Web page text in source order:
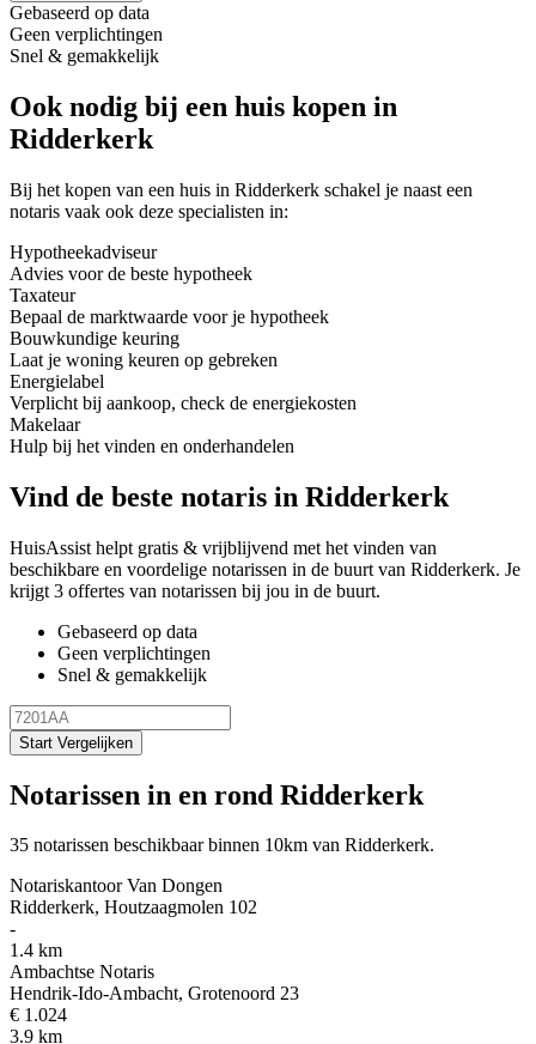
Gebaseerd op data
Geen verplichtingen
Snel & gemakkelijk
Ook nodig bij een huis kopen in
Ridderkerk
Bij het kopen van een huis in Ridderkerk schakel je naast een
notaris vaak ook deze specialisten in:
Hypotheekadviseur
Advies voor de beste hypotheek
Taxateur
Bepaal de marktwaarde voor je hypotheek
Bouwkundige keuring
Laat je woning keuren op gebreken
Energielabel
Verplicht bij aankoop, check de energiekosten
Makelaar
Hulp bij het vinden en onderhandelen
Vind de beste notaris in Ridderkerk
HuisAssist helpt gratis & vrijblijvend met het vinden van
beschikbare en voordelige notarissen in de buurt van Ridderkerk. Je
krijgt 3 offertes van notarissen bij jou in de buurt.
Gebaseerd op data
Geen verplichtingen
Snel & gemakkelijk
Start Vergelijken
Notarissen in en rond Ridderkerk
35 notarissen beschikbaar binnen 10km van Ridderkerk.
Notariskantoor Van Dongen
Ridderkerk, Houtzaagmolen 102
-
1.4 km
Ambachtse Notaris
Hendrik-Ido-Ambacht, Grotenoord 23
€ 1.024
3.9 km